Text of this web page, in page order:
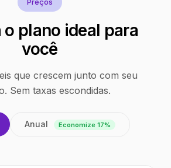
o plano ideal para
você
que crescem junto com seu
Sem taxas escondidas.
Anual Economize 17%